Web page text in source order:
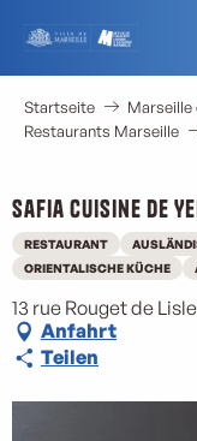
contenu
principal
Startseite Marseille
Restaurants Marseille
Safia Cuisine de
RESTAURANT
ORIENTALISCHE KÜCHE
13 rue Rouget de
Anfahrt
Teilen